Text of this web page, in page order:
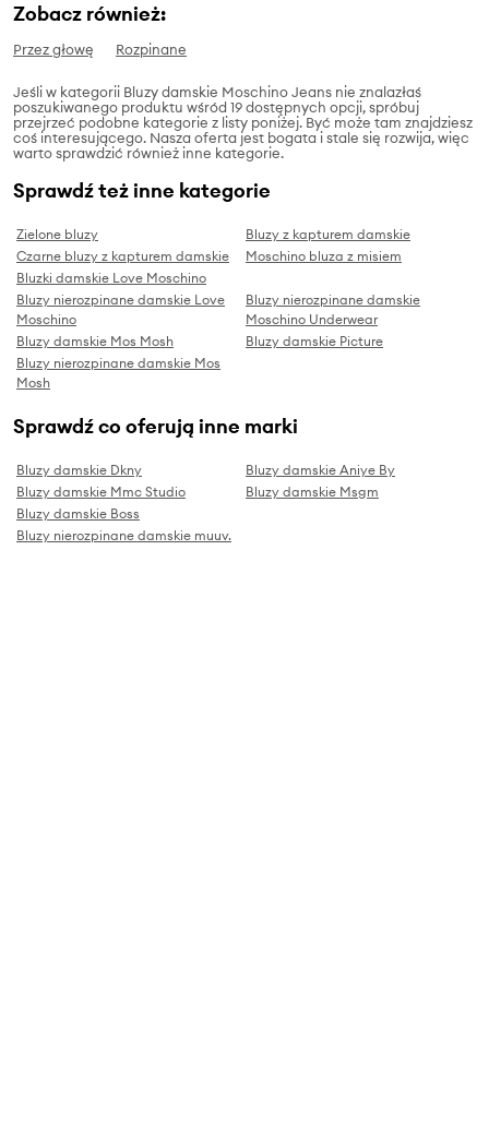
Zobacz również:
Przez głowę Rozpinane
Jeśli w kategorii Bluzy damskie Moschino Jeans nie znalazłaś
poszukiwanego produktu wśród 19 dostępnych opcji, spróbuj
przejrzeć podobne kategorie z listy poniżej. Być może tam znajdziesz
coś interesującego. Nasza oferta jest bogata i stale się rozwija, więc
warto sprawdzić również inne kategorie.
Sprawdź też inne kategorie
Zielone bluzy
Bluzy z kapturem damskie
Czarne bluzy z kapturem damskie
Moschino bluza z misiem
Bluzki damskie Love Moschino
Bluzy nierozpinane damskie Love
Moschino
Bluzy nierozpinane damskie
Moschino Underwear
Bluzy damskie Mos Mosh
Bluzy damskie Picture
Bluzy nierozpinane damskie Mos
Mosh
Sprawdź co oferują inne marki
Bluzy damskie Dkny
Bluzy damskie Aniye By
Bluzy damskie Mmc Studio
Bluzy damskie Msgm
Bluzy damskie Boss
Bluzy nierozpinane damskie muuv.